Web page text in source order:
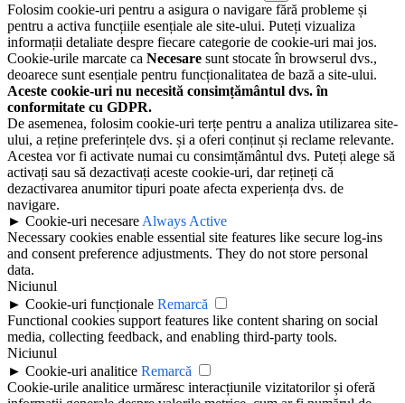
Folosim cookie-uri pentru a asigura o navigare fără probleme și
pentru a activa funcțiile esențiale ale site-ului. Puteți vizualiza
informații detaliate despre fiecare categorie de cookie-uri mai jos.
Cookie-urile marcate ca Necesare sunt stocate în browserul dvs.,
deoarece sunt esențiale pentru funcționalitatea de bază a site-ului.
Aceste cookie-uri nu necesită consimțământul dvs. în
conformitate cu GDPR.
De asemenea, folosim cookie-uri terțe pentru a analiza utilizarea site-
ului, a reține preferințele dvs. și a oferi conținut și reclame relevante.
Acestea vor fi activate numai cu consimțământul dvs. Puteți alege să
activați sau să dezactivați aceste cookie-uri, dar rețineți că
dezactivarea anumitor tipuri poate afecta experiența dvs. de
navigare.
► Cookie-uri necesare Always Active
Necessary cookies enable essential site features like secure log-ins
and consent preference adjustments. They do not store personal
data.
Niciunul
► Cookie-uri funcționale Remarcă
Functional cookies support features like content sharing on social
media, collecting feedback, and enabling third-party tools.
Niciunul
► Cookie-uri analitice Remarcă
Cookie-urile analitice urmăresc interacțiunile vizitatorilor și oferă